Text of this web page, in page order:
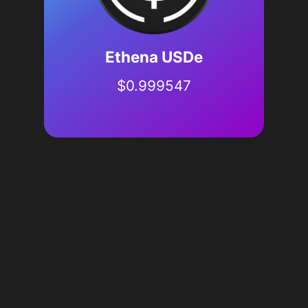
Ethena USDe
$0.999547